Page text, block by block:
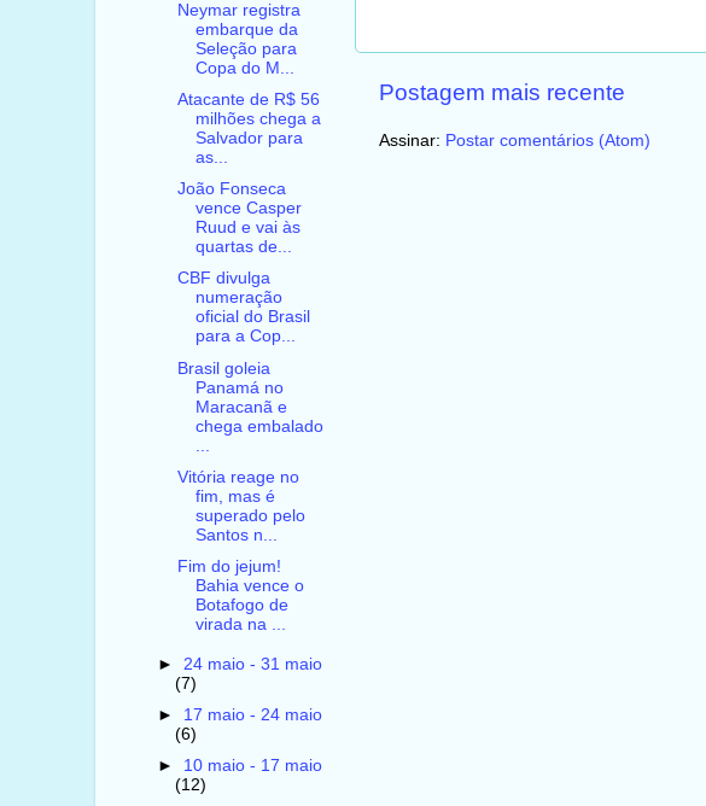
Postagem mais recente
Assinar: Postar comentários (Atom)
Neymar registra
embarque da
Seleção para
Copa do M...
Atacante de R$ 56
milhões chega a
Salvador para
as...
João Fonseca
vence Casper
Ruud e vai às
quartas de...
CBF divulga
numeração
oficial do Brasil
para a Cop...
Brasil goleia
Panamá no
Maracanã e
chega embalado
Vitória reage no
fim, mas é
superado pelo
Santos n...
Fim do jejum!
Bahia vence o
Botafogo de
virada na ...
► 24 maio - 31 maio
(7)
► 17 maio - 24 maio
(6)
► 10 maio - 17 maio
(12)